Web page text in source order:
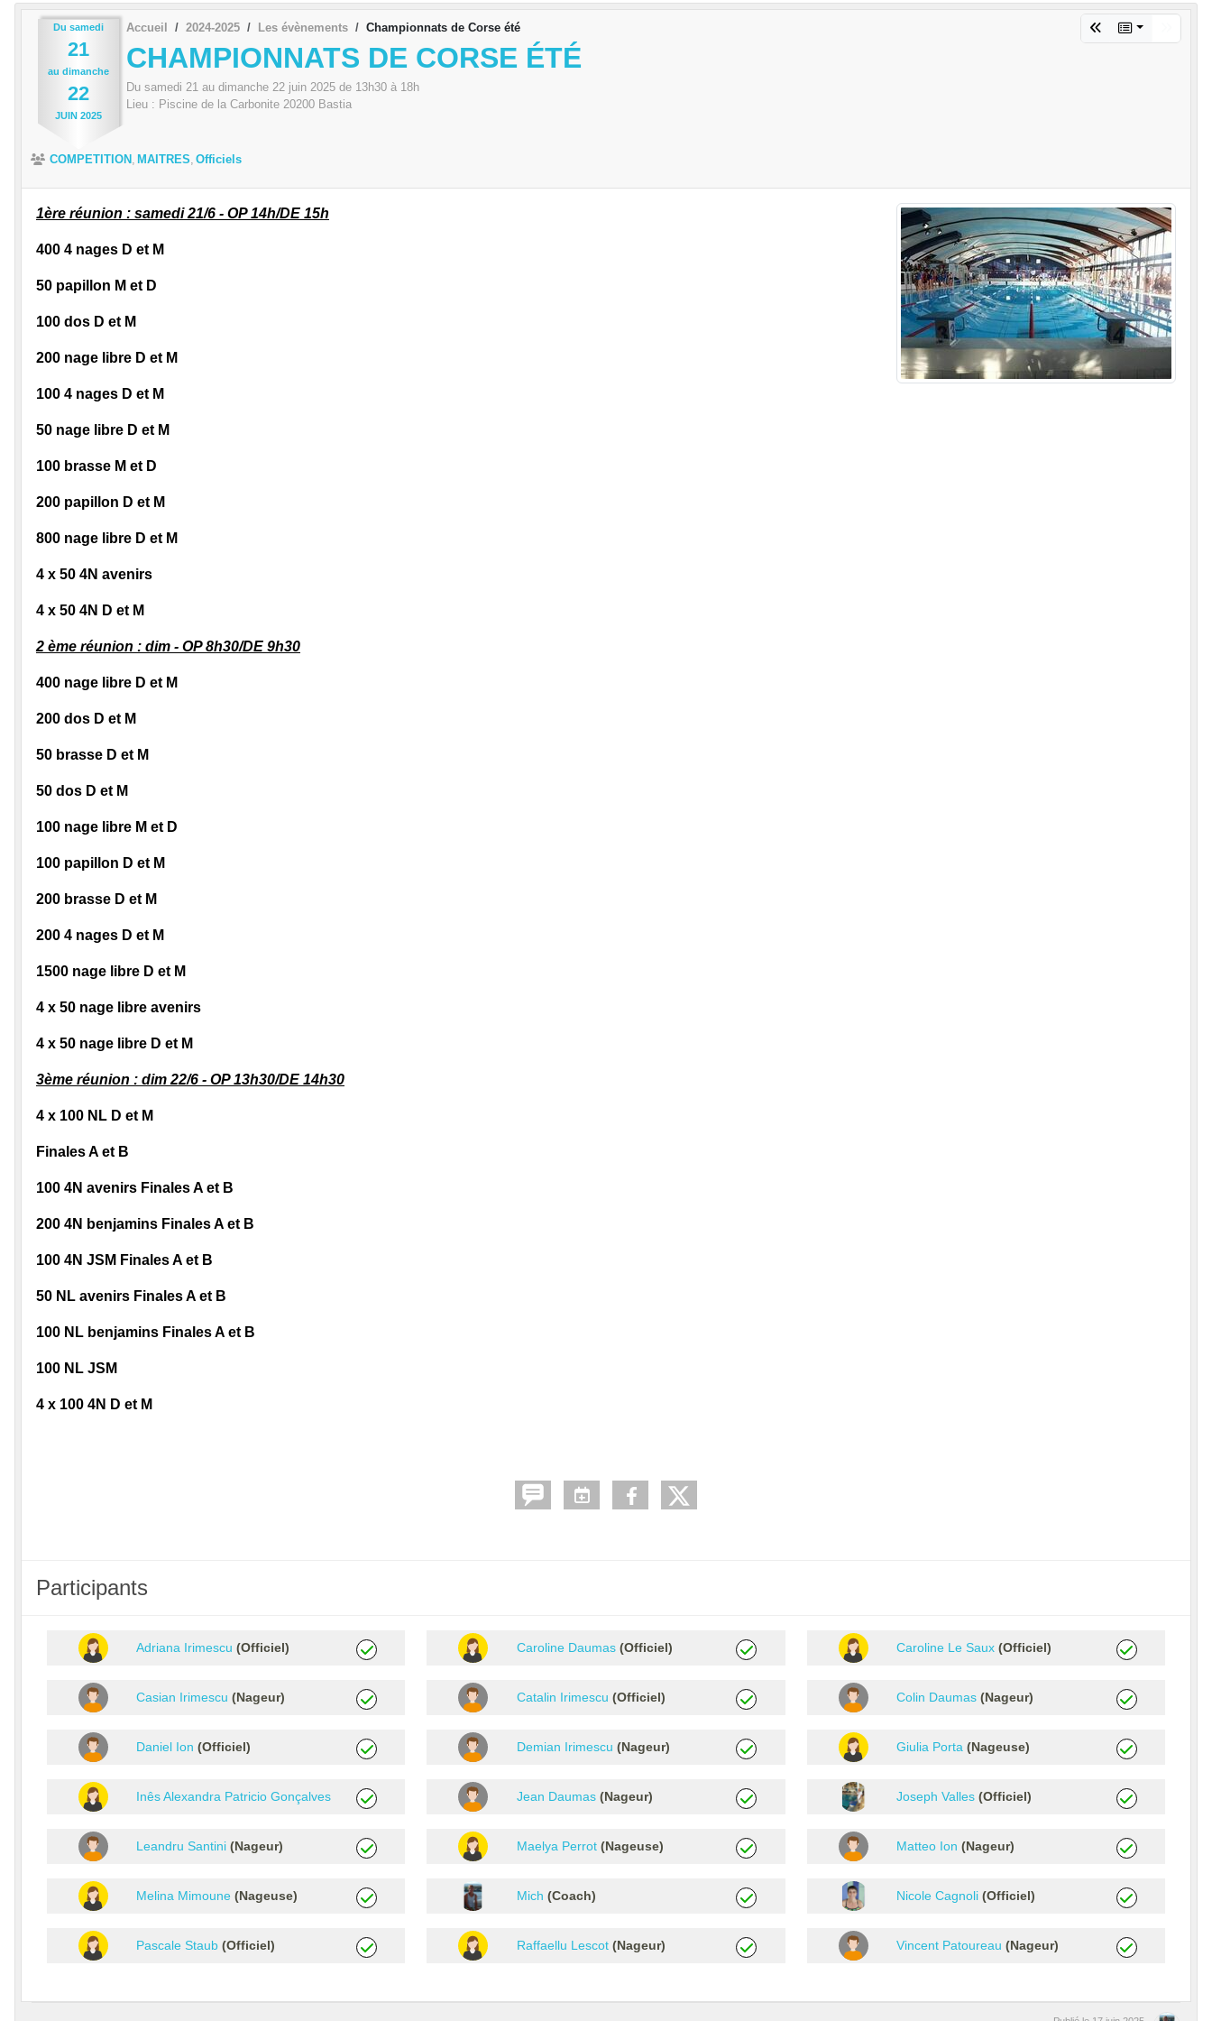
Du samedi
21
au dimanche
22
JUIN 2025
Accueil 2024-2025 Les évènements Championnats de Corse été
CHAMPIONNATS DE CORSE ÉTÉ
Du samedi 21 au dimanche 22 juin 2025 de 13h30 à 18h
Lieu : Piscine de la Carbonite 20200 Bastia
COMPETITION MAITRES Officiels
1ère réunion : samedi 21/6 - OP 14h/DE 15h
400 4 nages D et M
50 papillon M et D
100 dos D et M
200 nage libre D et M
100 4 nages D et M
50 nage libre D et M
100 brasse M et D
200 papillon D et M
800 nage libre D et M
4 x 50 4N avenirs
4 x 50 4N D et M
2 ème réunion : dim - OP 8h30/DE 9h30
400 nage libre D et M
200 dos D et M
50 brasse D et M
50 dos D et M
100 nage libre M et D
100 papillon D et M
200 brasse D et M
200 4 nages D et M
1500 nage libre D et M
4 x 50 nage libre avenirs
4 x 50 nage libre D et M
3ème réunion : dim 22/6 - OP 13h30/DE 14h30
4 x 100 NL D et M
Finales A et B
100 4N avenirs Finales A et B
200 4N benjamins Finales A et B
100 4N JSM Finales A et B
50 NL avenirs Finales A et B
100 NL benjamins Finales A et B
100 NL JSM
4 x 100 4N D et M
Participants
Adriana Irimescu (Officiel) Caroline Daumas (Officiel) Caroline Le Saux (Officiel)
Casian Irimescu (Nageur) Catalin Irimescu (Officiel) Colin Daumas (Nageur)
Daniel Ion (Officiel) Demian Irimescu (Nageur) Giulia Porta (Nageuse)
Inês Alexandra Patricio Gonçalves (Nageuse) Jean Daumas (Nageur) Joseph Valles (Officiel)
Leandru Santini (Nageur) Maelya Perrot (Nageuse) Matteo Ion (Nageur)
Melina Mimoune (Nageuse) Mich (Coach) Nicole Cagnoli (Officiel)
Pascale Staub (Officiel) Raffaellu Lescot (Nageur) Vincent Patoureau (Nageur)